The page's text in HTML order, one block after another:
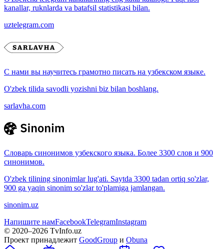
kanallar, ruknlarda va batafsil statistikasi bilan.
uztelegram.com
С нами вы научитесь грамотно писать на узбекском языке.
O'zbek tilida savodli yozishni biz bilan boshlang.
sarlavha.com
Словарь синонимов узбекского языка. Более 3300 слов и 900
синонимов.
O'zbek tilining sinonimlar lug'ati. Saytda 3300 tadan ortiq so'zlar,
900 ga yaqin sinonim so'zlar to'plamiga jamlangan.
sinonim.uz
Напишите намFacebookTelegramInstagram
© 2020–2026 TvInfo.uz
Проект принадлежит GoodGroup и Obuna